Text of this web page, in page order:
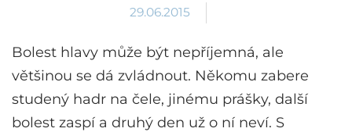
29.06.2015
Bolest hlavy může být nepříjemná, ale
většinou se dá zvládnout. Někomu zabere
studený hadr na čele, jinému prášky, další
bolest zaspí a druhý den už o ní neví. S